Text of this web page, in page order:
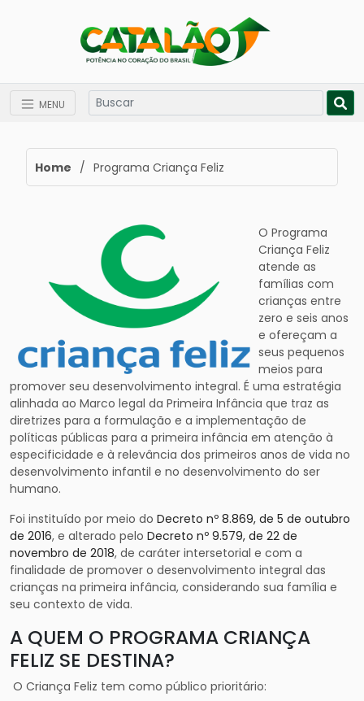
MENU
Home / Programa Criança Feliz
O Programa
Criança Feliz
atende as
famílias com
crianças entre
zero e seis anos
e ofereçam a
seus pequenos
meios para
promover seu desenvolvimento integral. É uma estratégia
alinhada ao Marco legal da Primeira Infância que traz as
diretrizes para a formulação e a implementação de
políticas públicas para a primeira infância em atenção à
especificidade e à relevância dos primeiros anos de vida no
desenvolvimento infantil e no desenvolvimento do ser
humano.
Foi instituído por meio do Decreto nº 8.869, de 5 de outubro
de 2016, e alterado pelo Decreto nº 9.579, de 22 de
novembro de 2018, de caráter intersetorial e com a
finalidade de promover o desenvolvimento integral das
crianças na primeira infância, considerando sua família e
seu contexto de vida.
A QUEM O PROGRAMA CRIANÇA
FELIZ SE DESTINA?
O Criança Feliz tem como público prioritário: